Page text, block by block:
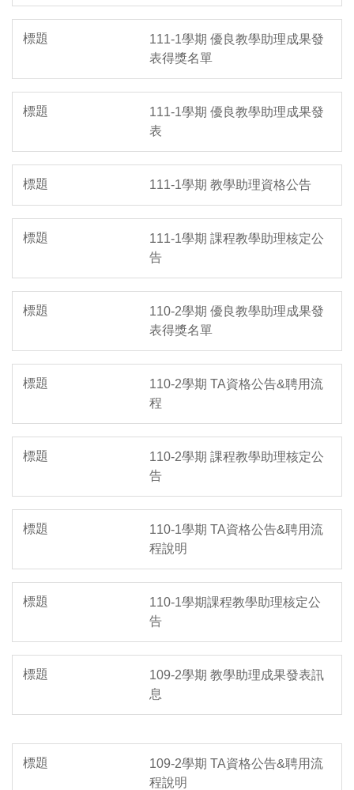
111-1學期 優良教學助理成果發
表得獎名單
111-1學期 優良教學助理成果發
表
111-1學期 教學助理資格公告
111-1學期 課程教學助理核定公
告
110-2學期 優良教學助理成果發
表得獎名單
110-2學期 TA資格公告&聘用流
程
110-2學期 課程教學助理核定公
告
110-1學期 TA資格公告&聘用流
程說明
110-1學期課程教學助理核定公
告
109-2學期 教學助理成果發表訊
息
109-2學期 TA資格公告&聘用流
程說明